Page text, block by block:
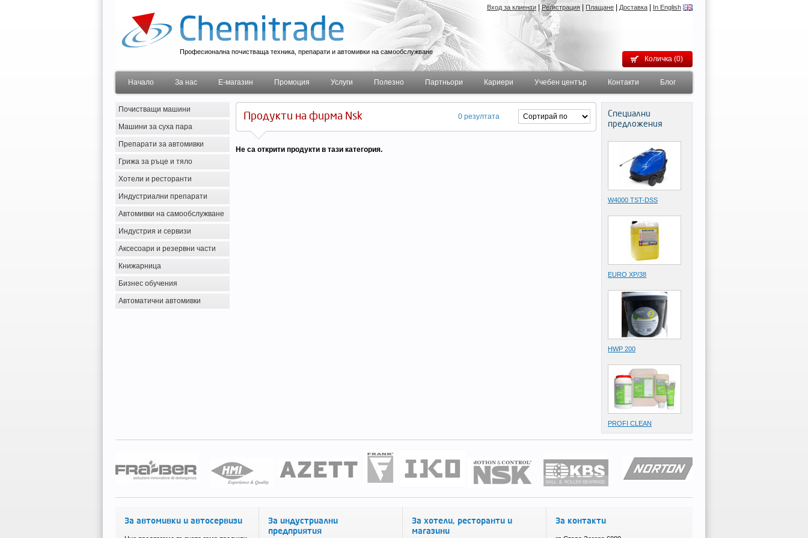
Професионална почистваща техника, препарати и автомивки на самообслужване
Вход за клиенти |Регистрация Плащане Доставка In English
Начало За нас Е-магазин Промоция Услуги Полезно Партньори Кариери Учебен център Контакти Блог
Количка (0)
Почистващи машини
Машини за суха пара
Препарати за автомивки
Грижа за ръце и тяло
Хотели и ресторанти
Индустриални препарати
Автомивки на самообслужване
Индустрия и сервизи
Аксесоари и резервни части
Книжарница
Бизнес обучения
Автоматични автомивки
Продукти на фирма Nsk 0 резултата
Не са открити продукти в тази категория.
Специални
предложения
W4000 TST-DSS
EURO XP/38
HWP 200
PROFI CLEAN
За автомивки и автосервизи
За индустриални
предприятия
За хотели, ресторанти и
магазини
За контакти